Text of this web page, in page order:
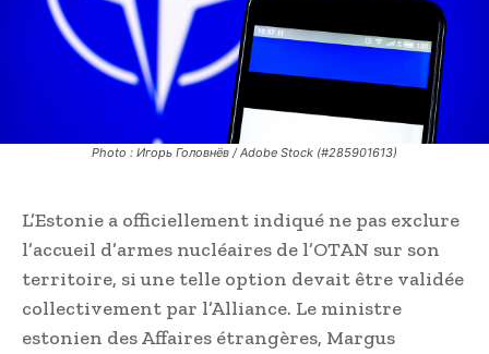
Photo : Игорь Головнёв / Adobe Stock (#285901613)
L’Estonie a officiellement indiqué ne pas exclure
l’accueil d’armes nucléaires de l’OTAN sur son
territoire, si une telle option devait être validée
collectivement par l’Alliance. Le ministre
estonien des Affaires étrangères, Margus